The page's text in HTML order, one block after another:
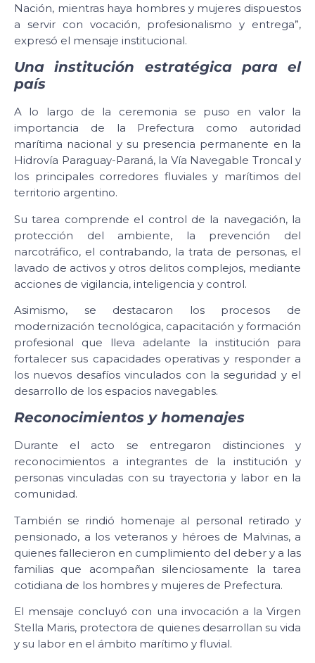
Nación, mientras haya hombres y mujeres dispuestos
a servir con vocación, profesionalismo y entrega”,
expresó el mensaje institucional.
Una institución estratégica para el
país
A lo largo de la ceremonia se puso en valor la
importancia de la Prefectura como autoridad
marítima nacional y su presencia permanente en la
Hidrovía Paraguay-Paraná, la Vía Navegable Troncal y
los principales corredores fluviales y marítimos del
territorio argentino.
Su tarea comprende el control de la navegación, la
protección del ambiente, la prevención del
narcotráfico, el contrabando, la trata de personas, el
lavado de activos y otros delitos complejos, mediante
acciones de vigilancia, inteligencia y control.
Asimismo, se destacaron los procesos de
modernización tecnológica, capacitación y formación
profesional que lleva adelante la institución para
fortalecer sus capacidades operativas y responder a
los nuevos desafíos vinculados con la seguridad y el
desarrollo de los espacios navegables.
Reconocimientos y homenajes
Durante el acto se entregaron distinciones y
reconocimientos a integrantes de la institución y
personas vinculadas con su trayectoria y labor en la
comunidad.
También se rindió homenaje al personal retirado y
pensionado, a los veteranos y héroes de Malvinas, a
quienes fallecieron en cumplimiento del deber y a las
familias que acompañan silenciosamente la tarea
cotidiana de los hombres y mujeres de Prefectura.
El mensaje concluyó con una invocación a la Virgen
Stella Maris, protectora de quienes desarrollan su vida
y su labor en el ámbito marítimo y fluvial.